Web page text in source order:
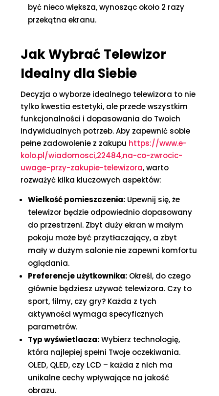
być nieco większa, wynosząc około 2 razy
przekątna ekranu.
Jak Wybrać Telewizor
Idealny dla Siebie
Decyzja o wyborze idealnego telewizora to nie
tylko kwestia estetyki, ale przede wszystkim
funkcjonalności i dopasowania do Twoich
indywidualnych potrzeb. Aby zapewnić sobie
pełne zadowolenie z zakupu https://www.e-
kolo.pl/wiadomosci,22484,na-co-zwrocic-
uwage-przy-zakupie-telewizora, warto
rozważyć kilka kluczowych aspektów:
Wielkość pomieszczenia: Upewnij się, że
telewizor będzie odpowiednio dopasowany
do przestrzeni. Zbyt duży ekran w małym
pokoju może być przytłaczający, a zbyt
mały w dużym salonie nie zapewni komfortu
oglądania.
Preferencje użytkownika: Określ, do czego
głównie będziesz używać telewizora. Czy to
sport, filmy, czy gry? Każda z tych
aktywności wymaga specyficznych
parametrów.
Typ wyświetlacza:Wybierz technologię,
która najlepiej spełni Twoje oczekiwania.
OLED, QLED, czy LCD – każda z nich ma
unikalne cechy wpływające na jakość
obrazu.